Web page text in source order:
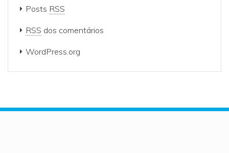
Posts RSS
RSS dos comentários
WordPress.org